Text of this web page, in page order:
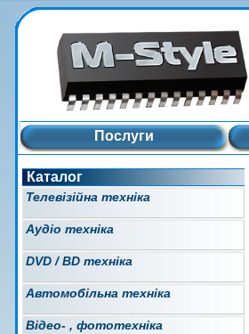
Послуги
Каталог
Телевізійна техніка
Аудіо техніка
DVD / BD техніка
Автомобільна техніка
Відео- , фототехніка